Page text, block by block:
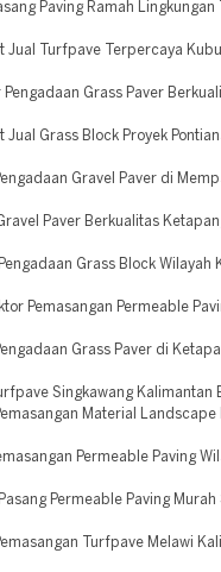
Paving Ramah
Jual Turfpave Terpercaya
Grass Paver
Grass Block Proyek
Gravel Paver di
Paver Berkualitas
Grass Block Wilayah
Pemasangan Permeable
Grass Paver di
Singkawang Kalimantan
Material Landscape
Permeable Paving
Permeable Paving Murah
Turfpave Melawi